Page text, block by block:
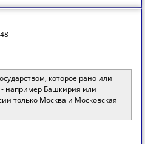
которое рано или
- например Башкирия или
только Москва и Московская